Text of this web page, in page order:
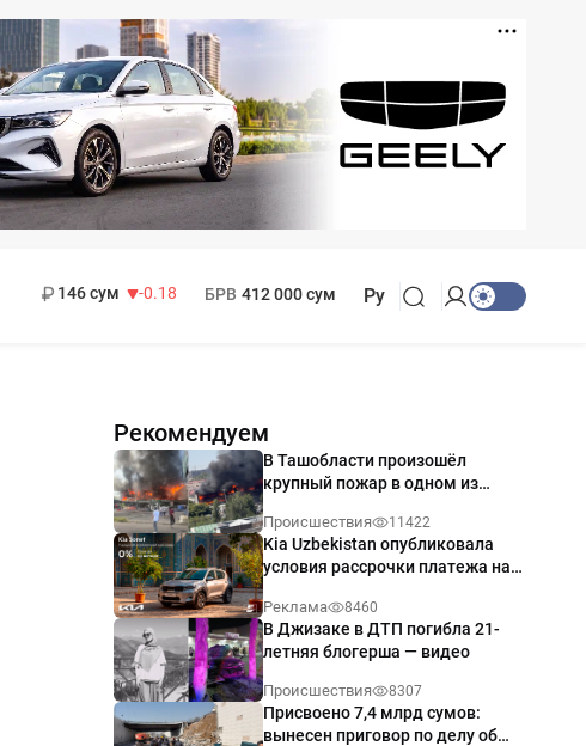
146 сум
-0.18
БРВ 412 000 сум Ру
Рекомендуем
В Ташобласти произошёл
крупный пожар в одном из
Происшествия 11422
Kia Uzbekistan опубликовала
условия рассрочки платежа на
годовых
Реклама 8460
В Джизаке в ДТП погибла 21-
летняя блогерша — видео
Происшествия 8307
Присвоено 7,4 млрд сумов:
вынесен приговор по делу об